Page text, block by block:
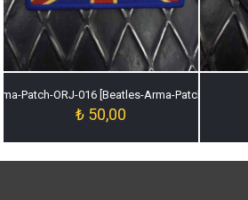
Patch-ORJ-016 [Beatles-Arma-Patch-ORJ-016]
₺ 50,00